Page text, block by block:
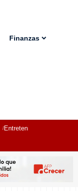
Finanzas
Entretenimiento